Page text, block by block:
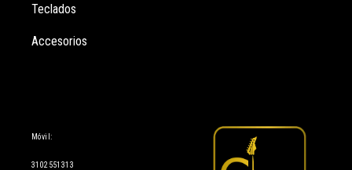
Teclados
Accesorios
Móvil:
3102551313